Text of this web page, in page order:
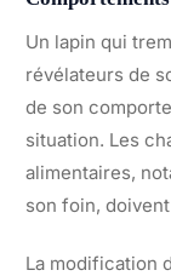
Un lapin qui
révélateurs de
de son
situation. Les
alimentaires,
son foin,
La modification